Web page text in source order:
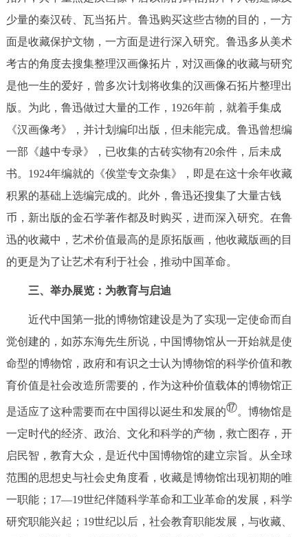
少量的秦汉砖、瓦当拓片。鲁迅购买这些古物的目的，一方
面是收藏保护文物，一方面是进行深入研究。鲁迅多从美术
考古的角度去搜集整理汉画像拓片，对汉画像的收藏与研究
是他一生的爱好，曾多次计划将收集的汉画像石拓片整理出
版。为此，鲁迅做过大量的工作，1926年前，就着手集成
《汉画像考》，并计划编印出版，但未能完成。鲁迅曾想编
一部《越中专录》，已收集的古砖实物有20余件，后未成
书。1924年编就的《俟堂专文杂集》，即是在这十余年收藏
积累的基础上选编完成的。此外，鲁迅还搜集了大量古钱
币，新出版的金石学著作都及时购买，进而深入研究。在鲁
迅的收藏中，艺术价值最高的是原拓版画，他收藏版画的目
的更是为了让艺术有利于社会，推动中国革命。
三、举办展览：为教育与启迪
近代中国第一批的博物馆建设是为了实现一定使命而自
觉创建的，如苏东海先生所说，中国博物馆从一开始就是使
命型的博物馆，政府和有识之士认为博物馆的科学价值和教
育价值是社会改造所需要的，作为这种价值载体的博物馆正
是适应了这种需要而在中国得以诞生和发展的⑰。博物馆是
一定时代的经济、政治、文化和科学的产物，救亡图存，开
启民智，教育大众，是近代中国博物馆的建立宗旨。从全球
范围的思想史与社会史角度看，收藏是博物馆出现初期的唯
一职能；17—19世纪伴随科学革命和工业革命的发展，科学
研究职能兴起；19世纪以后，社会教育职能发展，与收藏、